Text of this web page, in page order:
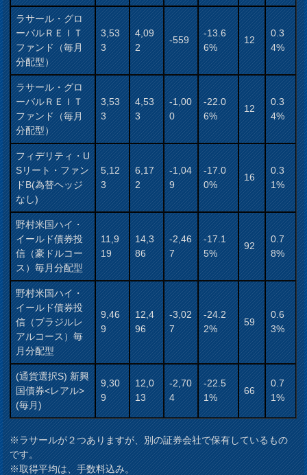
ラサール・グロ
ーバルＲＥＩＴ
ファンド（毎月
分配型）
3,53
3
4,09
2
-559
-13.6
6%
12
0.3
4%
ラサール・グロ
ーバルＲＥＩＴ
ファンド（毎月
分配型）
3,53
3
4,53
3
-1,00
0
-22.0
6%
12
0.3
4%
フィデリティ・U
Sリート・ファン
ドB(為替ヘッジ
なし)
5,12
3
6,17
2
-1,04
9
-17.0
0%
16
0.3
1%
野村米国ハイ・
イールド債券投
信（豪ドルコー
ス）毎月分配型
11,9
19
14,3
86
-2,46
7
-17.1
5%
92
0.7
8%
野村米国ハイ・
イールド債券投
信（ブラジルレ
アルコース）毎
月分配型
9,46
9
12,4
96
-3,02
7
-24.2
2%
59
0.6
3%
(通貨選択S) 新興
国債券<レアル>
(毎月)
9,30
9
12,0
13
-2,70
4
-22.5
1%
66
0.7
1%
※ラサールが２つありますが、別の証券会社で保有しているもの
です。
※取得平均は、手数料込み。